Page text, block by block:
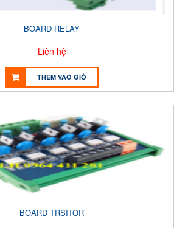
BOARD RELAY
Liên hệ
THÊM VÀO GIỎ
BOARD TRSITOR